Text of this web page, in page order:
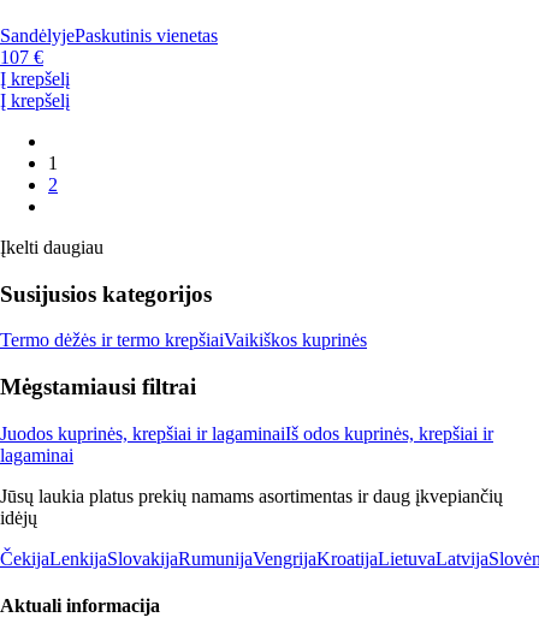
SandėlyjePaskutinis vienetas
107 €
Į krepšelį
Į krepšelį
1
2
Įkelti daugiau
Susijusios kategorijos
Termo dėžės ir termo krepšiaiVaikiškos kuprinės
Mėgstamiausi filtrai
Juodos kuprinės, krepšiai ir lagaminaiIš odos kuprinės, krepšiai ir
lagaminai
Jūsų laukia platus prekių namams asortimentas ir daug įkvepiančių
idėjų
ČekijaLenkijaSlovakijaRumunijaVengrijaKroatijaLietuvaLatvija
Aktuali informacija